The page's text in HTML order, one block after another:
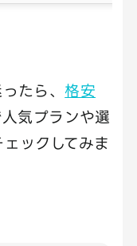
ったら、格安
人気プランや選
ックしてみま